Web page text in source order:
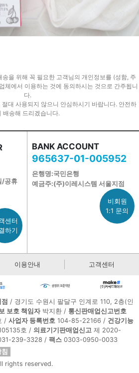
을 위해 꼭 필요한 고객님의 개인정보를 (성함, 주
체에서 이용하는 것에 동의하시는 것으로 간주됩니
다.
대 사용되지 않으니 안심하시기 바랍니다. 안전하
배송해 드리겠습니다.
/공휴
센터
하기
BANK ACCOUNT
965637-01-005952
은행명:국민은행
예금주:(주)이레시스템 서울지점
비회원
1:1 문의
이용안내 고객센터
/ 경기도 수원시 팔달구 인계로 110, 2층(인
보호 책임자박지환 / 통신판매업신고번호
/ 사업자 등록번호 104-85-22166 / 건강기능
호 / 의료기기판매업신고 제 2020-
239-3328 / 팩스 0303-0950-0033
rights reserved.